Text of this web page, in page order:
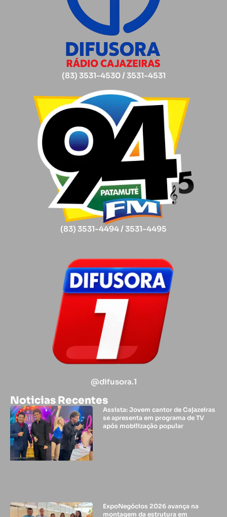
(83) 3531-4530 / 3531-4531
(83) 3531-4494 / 3531-4495
@difusora.1
Noticias Recentes
Assista: Jovem cantor de Cajazeiras
se apresenta em programa de TV
após mobilização popular
ExpoNegócios 2026 avança na
montagem da estrutura em